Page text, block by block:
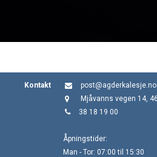
Kontakt
post@agderkalesje.no
Mjåvanns vegen 14,
38 18 19 00
Åpningstider:
Man - Tor: 07:00 til 15:30